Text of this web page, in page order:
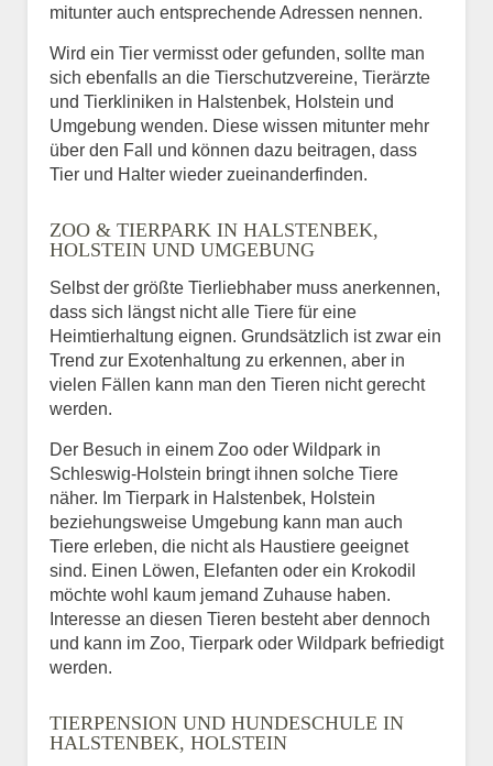
mitunter auch entsprechende Adressen nennen.
Wird ein Tier vermisst oder gefunden, sollte man
sich ebenfalls an die Tierschutzvereine, Tierärzte
und Tierkliniken in Halstenbek, Holstein und
Umgebung wenden. Diese wissen mitunter mehr
über den Fall und können dazu beitragen, dass
Tier und Halter wieder zueinanderfinden.
ZOO & TIERPARK IN HALSTENBEK,
HOLSTEIN UND UMGEBUNG
Selbst der größte Tierliebhaber muss anerkennen,
dass sich längst nicht alle Tiere für eine
Heimtierhaltung eignen. Grundsätzlich ist zwar ein
Trend zur Exotenhaltung zu erkennen, aber in
vielen Fällen kann man den Tieren nicht gerecht
werden.
Der Besuch in einem Zoo oder Wildpark in
Schleswig-Holstein bringt ihnen solche Tiere
näher. Im Tierpark in Halstenbek, Holstein
beziehungsweise Umgebung kann man auch
Tiere erleben, die nicht als Haustiere geeignet
sind. Einen Löwen, Elefanten oder ein Krokodil
möchte wohl kaum jemand Zuhause haben.
Interesse an diesen Tieren besteht aber dennoch
und kann im Zoo, Tierpark oder Wildpark befriedigt
werden.
TIERPENSION UND HUNDESCHULE IN
HALSTENBEK, HOLSTEIN